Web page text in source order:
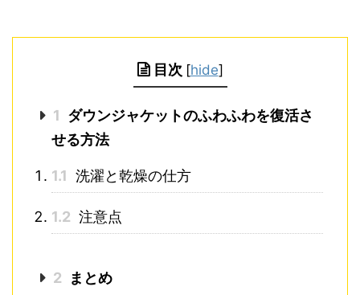
目次 [hide]
1 ダウンジャケットのふわふわを復活さ
せる方法
1.1 洗濯と乾燥の仕方
1.2 注意点
2 まとめ